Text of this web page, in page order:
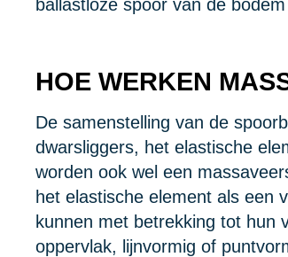
ballastloze spoor van de
HOE WERKEN
De samenstelling van de
dwarsliggers, het elastische
worden ook wel een
het elastische element als een
kunnen met betrekking tot hun
oppervlak, lijnvormig of